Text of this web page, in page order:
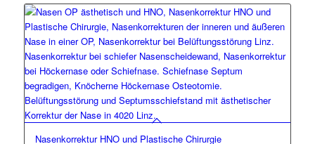
Nasenkorrektur HNO und Plastische Chirurgie